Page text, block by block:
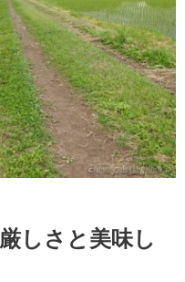
しさと美味し